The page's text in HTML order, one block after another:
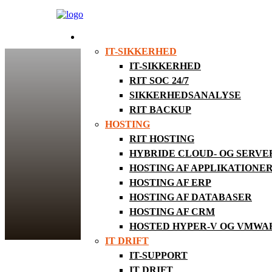
IT-SIKKERHED
IT-SIKKERHED
RIT SOC 24/7
SIKKERHEDSANALYSE
RIT BACKUP
HOSTING
RIT HOSTING
HYBRIDE CLOUD- OG
HOSTING AF APPLIKATIONER
HOSTING AF ERP
HOSTING AF DATABASER
HOSTING AF CRM
HOSTED HYPER-V OG
IT DRIFT
IT-SUPPORT
IT DRIFT
Vi nærmer os med hastige skridt endnu
selskab – og det er vi med både gode